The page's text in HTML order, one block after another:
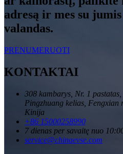
adresą ir mes su
valandas.
PRENUMERUOTI
KONTAKTAI
308 kambarys, Nr. 1
Pingzhuang kelias, Fengxian
Kinija
+86 15000258990
7 dienas per savaitę nuo
service@chinaevse.com